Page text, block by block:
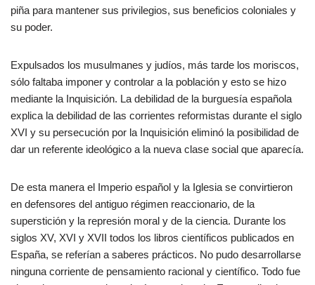
piña para mantener sus privilegios, sus beneficios coloniales y
su poder.
Expulsados los musulmanes y judíos, más tarde los moriscos,
sólo faltaba imponer y controlar a la población y esto se hizo
mediante la Inquisición. La debilidad de la burguesía española
explica la debilidad de las corrientes reformistas durante el siglo
XVI y su persecución por la Inquisición eliminó la posibilidad de
dar un referente ideológico a la nueva clase social que aparecía.
De esta manera el Imperio español y la Iglesia se convirtieron
en defensores del antiguo régimen reaccionario, de la
superstición y la represión moral y de la ciencia. Durante los
siglos XV, XVI y XVII todos los libros científicos publicados en
España, se referían a saberes prácticos. No pudo desarrollarse
ninguna corriente de pensamiento racional y científico. Todo fue